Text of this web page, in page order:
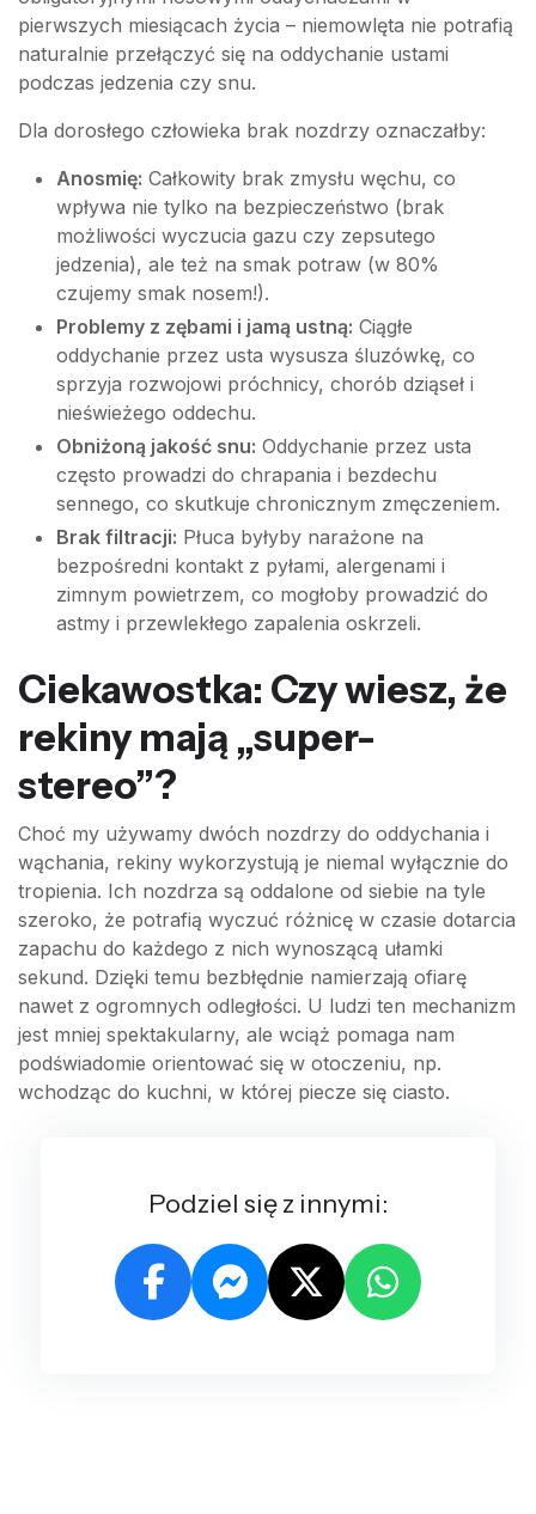
pierwszych miesiącach życia – niemowlęta nie potrafią
naturalnie przełączyć się na oddychanie ustami
podczas jedzenia czy snu.
Dla dorosłego człowieka brak nozdrzy oznaczałby:
Anosmię: Całkowity brak zmysłu węchu, co
wpływa nie tylko na bezpieczeństwo (brak
możliwości wyczucia gazu czy zepsutego
jedzenia), ale też na smak potraw (w 80%
czujemy smak nosem!).
Problemy z zębami i jamą ustną: Ciągłe
oddychanie przez usta wysusza śluzówkę, co
sprzyja rozwojowi próchnicy, chorób dziąseł i
nieświeżego oddechu.
Obniżoną jakość snu: Oddychanie przez usta
często prowadzi do chrapania i bezdechu
sennego, co skutkuje chronicznym zmęczeniem.
Brak filtracji: Płuca byłyby narażone na
bezpośredni kontakt z pyłami, alergenami i
zimnym powietrzem, co mogłoby prowadzić do
astmy i przewlekłego zapalenia oskrzeli.
Ciekawostka: Czy wiesz, że
rekiny mają „super-
stereo”?
Choć my używamy dwóch nozdrzy do oddychania i
wąchania, rekiny wykorzystują je niemal wyłącznie do
tropienia. Ich nozdrza są oddalone od siebie na tyle
szeroko, że potrafią wyczuć różnicę w czasie dotarcia
zapachu do każdego z nich wynoszącą ułamki
sekund. Dzięki temu bezbłędnie namierzają ofiarę
nawet z ogromnych odległości. U ludzi ten mechanizm
jest mniej spektakularny, ale wciąż pomaga nam
podświadomie orientować się w otoczeniu, np.
wchodząc do kuchni, w której piecze się ciasto.
Podziel się z innymi: